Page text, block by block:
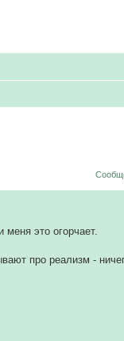
это огорчает.
про реализм -